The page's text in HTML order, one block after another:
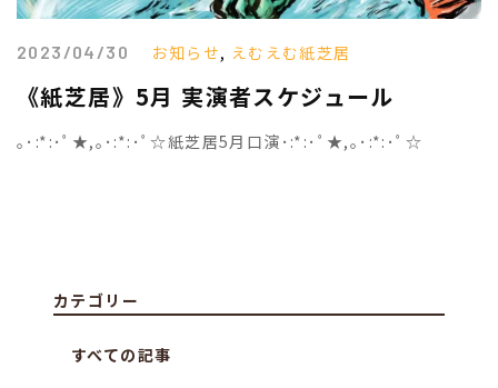
2023/04/30 お知らせ, えむえむ紙芝居
《紙芝居》5月 実演者スケジュール
｡･:*:･ﾟ★,｡･:*:･ﾟ☆紙芝居5月口演･:*:･ﾟ★,｡･:*:･ﾟ☆
カテゴリー
すべての記事